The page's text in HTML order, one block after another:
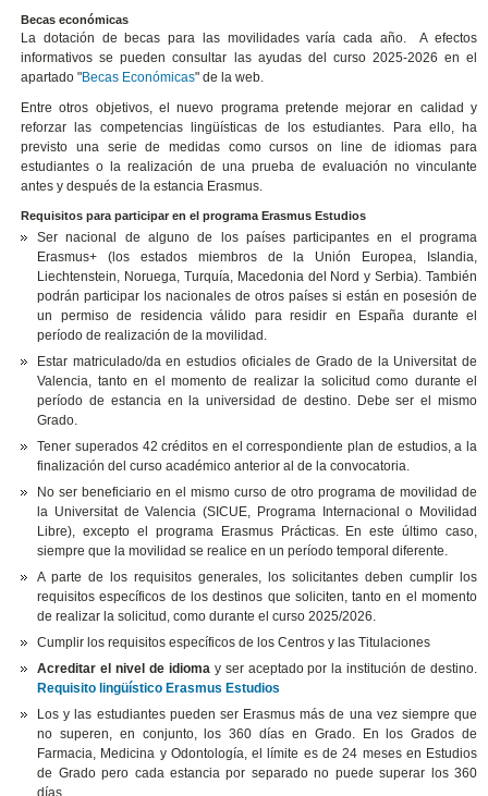
Becas económicas
La dotación de becas para las movilidades varía cada año. A efectos
informativos se pueden consultar las ayudas del curso 2025-2026 en el
apartado "Becas Económicas" de la web.
Entre otros objetivos, el nuevo programa pretende mejorar en calidad y
reforzar las competencias lingüísticas de los estudiantes. Para ello, ha
previsto una serie de medidas como cursos on line de idiomas para
estudiantes o la realización de una prueba de evaluación no vinculante
antes y después de la estancia Erasmus.
Requisitos para participar en el programa Erasmus Estudios
Ser nacional de alguno de los países participantes en el programa
Erasmus+ (los estados miembros de la Unión Europea, Islandia,
Liechtenstein, Noruega, Turquía, Macedonia del Nord y Serbia). También
podrán participar los nacionales de otros países si están en posesión de
un permiso de residencia válido para residir en España durante el
período de realización de la movilidad.
Estar matriculado/da en estudios oficiales de Grado de la Universitat de
Valencia, tanto en el momento de realizar la solicitud como durante el
período de estancia en la universidad de destino. Debe ser el mismo
Grado.
Tener superados 42 créditos en el correspondiente plan de estudios, a la
finalización del curso académico anterior al de la convocatoria.
No ser beneficiario en el mismo curso de otro programa de movilidad de
la Universitat de Valencia (SICUE, Programa Internacional o Movilidad
Libre), excepto el programa Erasmus Prácticas. En este último caso,
siempre que la movilidad se realice en un período temporal diferente.
A parte de los requisitos generales, los solicitantes deben cumplir los
requisitos específicos de los destinos que soliciten, tanto en el momento
de realizar la solicitud, como durante el curso 2025/2026.
Cumplir los requisitos específicos de los Centros y las Titulaciones
Acreditar el nivel de idiomay ser aceptado por la institución de destino.
Requisito lingüístico Erasmus Estudios
Los y las estudiantes pueden ser Erasmus más de una vez siempre que
no superen, en conjunto, los 360 días en Grado. En los Grados de
Farmacia, Medicina y Odontología, el límite es de 24 meses en Estudios
de Grado pero cada estancia por separado no puede superar los 360